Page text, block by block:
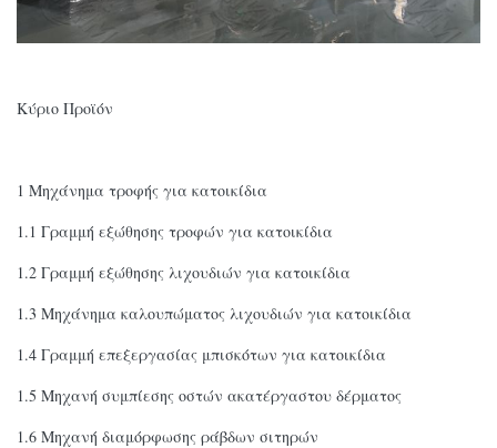
Κύριο Προϊόν
1 Μηχάνημα τροφής για κατοικίδια
1.1 Γραμμή εξώθησης τροφών για κατοικίδια
1.2 Γραμμή εξώθησης λιχουδιών για κατοικίδια
1.3 Μηχάνημα καλουπώματος λιχουδιών για κατοικίδια
1.4 Γραμμή επεξεργασίας μπισκότων για κατοικίδια
1.5 Μηχανή συμπίεσης οστών ακατέργαστου δέρματος
1.6 Μηχανή διαμόρφωσης ράβδων σιτηρών